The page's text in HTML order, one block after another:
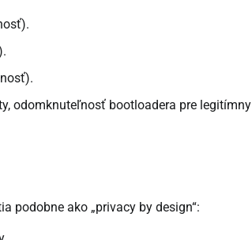
odomknuteľnosť bootloadera pre legitímny
podobne ako „privacy by design“: